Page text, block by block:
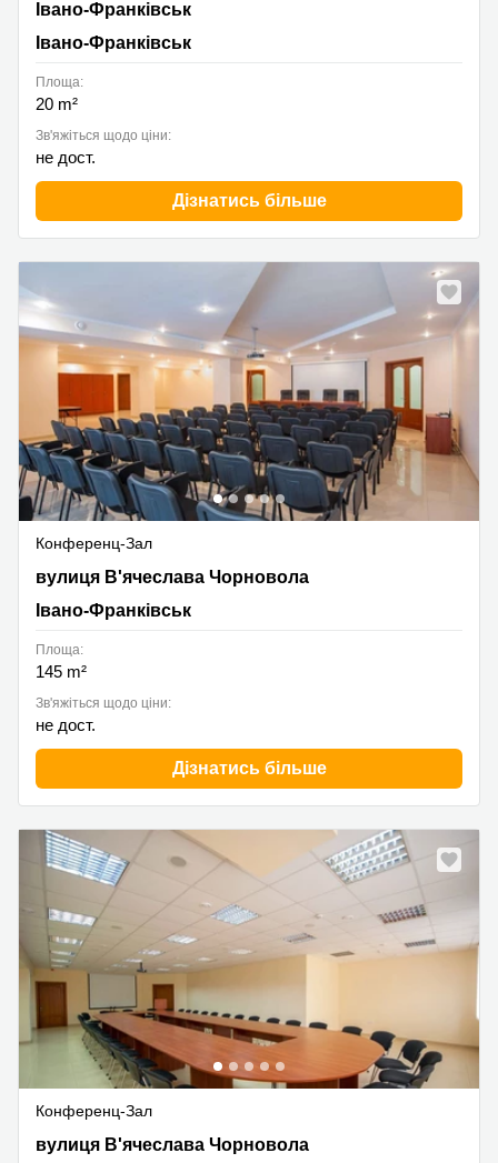
Івано-Франківськ, Івано-Франківськ
Івано-Франківськ
Івано-Франківськ
Площа:
20 m²
Зв'яжіться щодо ціни:
не дост.
Дізнатись більше
Конференц-Зал
Viacheslava Chornovola Street 7, Івано-Франківськ
вулиця В'ячеслава Чорновола
Івано-Франківськ
Площа:
145 m²
Зв'яжіться щодо ціни:
не дост.
Дізнатись більше
Конференц-Зал
Viacheslava Chornovola Street 7, Івано-Франківськ
вулиця В'ячеслава Чорновола